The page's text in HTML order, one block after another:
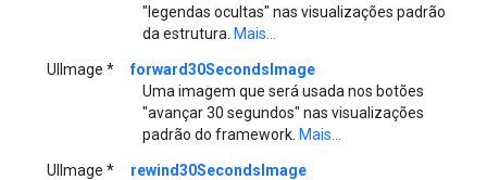
"legendas ocultas" nas visualizações padrão
da estrutura. Mais...
UIImage *
forward30SecondsImage
Uma imagem que será usada nos botões
"avançar 30 segundos" nas visualizações
padrão do framework. Mais...
UIImage *
rewind30SecondsImage